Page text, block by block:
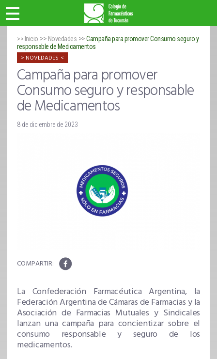
>> Inicio >> Novedades >>Campaña para promover Consumo seguro y
responsable de Medicamentos
NOVEDADES
Campaña para promover
Consumo seguro y responsable
de Medicamentos
8 de diciembre de 2023
La Confederación Farmacéutica Argentina, la
Federación Argentina de Cámaras de Farmacias y la
Asociación de Farmacias Mutuales y Sindicales
lanzan una campaña para concientizar sobre el
consumo responsable y seguro de los
medicamentos.